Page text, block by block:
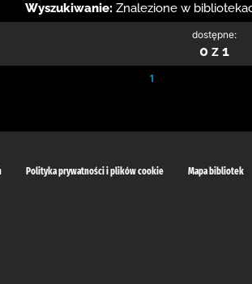
Wyszukiwanie: Znalezione w
dostępne:
0 z 1
1
Polityka prywatności i plików cookie Mapa bibliotek